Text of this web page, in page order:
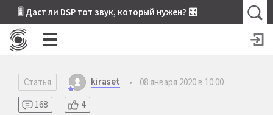
🎚 Даст ли DSP тот звук, который нужен? 🎛
Статья kiraset •
08 января 2020 в 10:00
168
4